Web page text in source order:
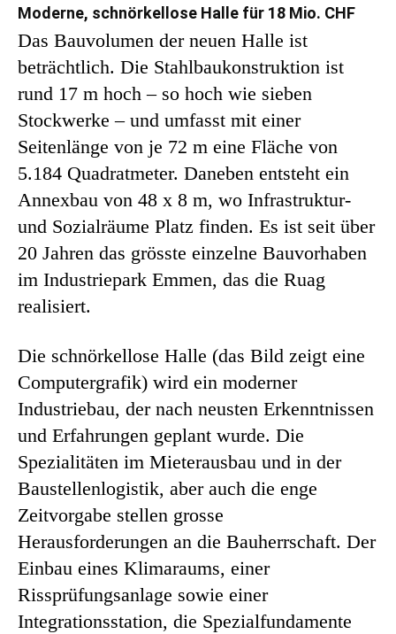
Moderne, schnörkellose Halle für 18 Mio. CHF
Das Bauvolumen der neuen Halle ist
beträchtlich. Die Stahlbaukonstruktion ist
rund 17 m hoch – so hoch wie sieben
Stockwerke – und umfasst mit einer
Seitenlänge von je 72 m eine Fläche von
5.184 Quadratmeter. Daneben entsteht ein
Annexbau von 48 x 8 m, wo Infrastruktur-
und Sozialräume Platz finden. Es ist seit über
20 Jahren das grösste einzelne Bauvorhaben
im Industriepark Emmen, das die Ruag
realisiert.
Die schnörkellose Halle (das Bild zeigt eine
Computergrafik) wird ein moderner
Industriebau, der nach neusten Erkenntnissen
und Erfahrungen geplant wurde. Die
Spezialitäten im Mieterausbau und in der
Baustellenlogistik, aber auch die enge
Zeitvorgabe stellen grosse
Herausforderungen an die Bauherrschaft. Der
Einbau eines Klimaraums, einer
Rissprüfungsanlage sowie einer
Integrationsstation, die Spezialfundamente